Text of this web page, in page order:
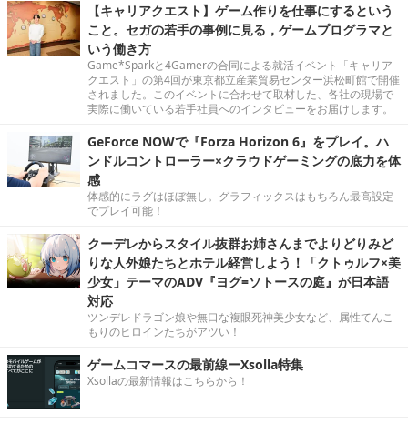
【キャリアクエスト】ゲーム作りを仕事にするという
こと。セガの若手の事例に見る，ゲームプログラマと
いう働き方
Game*Sparkと4Gamerの合同による就活イベント「キャリア
クエスト」の第4回が東京都立産業貿易センター浜松町館で開催
されました。このイベントに合わせて取材した、各社の現場で
実際に働いている若手社員へのインタビューをお届けします。
GeForce NOWで『Forza Horizon 6』をプレイ。ハ
ンドルコントローラー×クラウドゲーミングの底力を体
感
体感的にラグはほぼ無し。グラフィックスはもちろん最高設定
でプレイ可能！
クーデレからスタイル抜群お姉さんまでよりどりみど
りな人外娘たちとホテル経営しよう！「クトゥルフ×美
少女」テーマのADV『ヨグ=ソトースの庭』が日本語
対応
ツンデレドラゴン娘や無口な複眼死神美少女など、属性てんこ
もりのヒロインたちがアツい！
ゲームコマースの最前線ーXsolla特集
Xsollaの最新情報はこちらから！